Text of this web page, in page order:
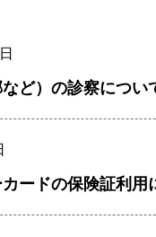
ど）の診察につい
ードの保険証利用